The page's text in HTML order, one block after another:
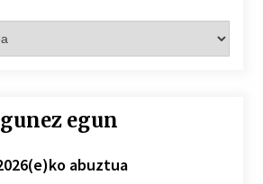
egun
abuztua